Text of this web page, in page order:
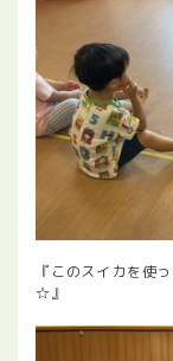
『このスイカを使
☆』